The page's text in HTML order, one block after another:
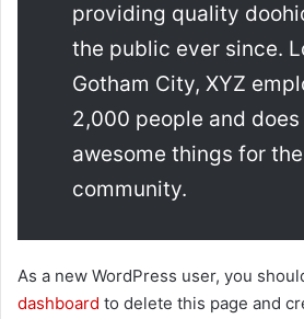
providing quality
the public ever since.
Gotham City, XYZ
2,000 people and
awesome things for
community.
As a new WordPress user, you
dashboard to delete this page and